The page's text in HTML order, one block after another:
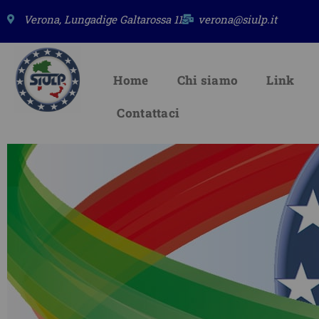
al
contenuto
Verona, Lungadige Galtarossa 11 verona@siulp.it
Home Chi siamo Link
Contattaci